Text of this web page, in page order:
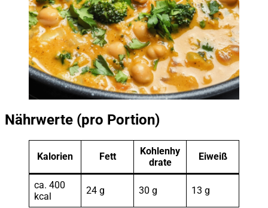
Nährwerte (pro Portion)
Kalorien Fett
Kohlenhy
drate
Eiweiß
ca. 400
kcal
24 g 30 g 13 g